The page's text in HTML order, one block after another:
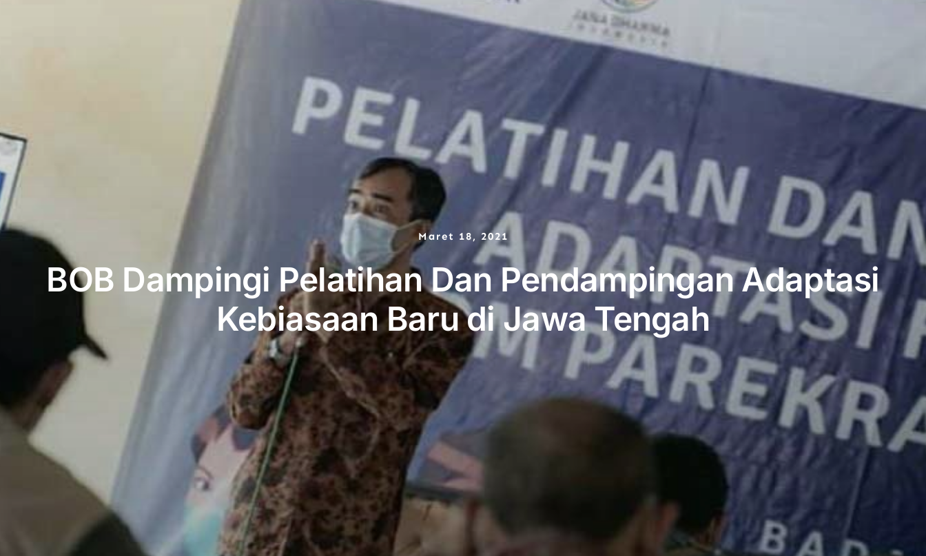
Maret 18, 2021
BOB Dampingi Pelatihan Dan Pendampingan Adaptasi
Kebiasaan Baru di Jawa Tengah